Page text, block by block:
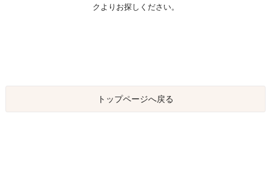
クよりお探しください。
トップページへ戻る